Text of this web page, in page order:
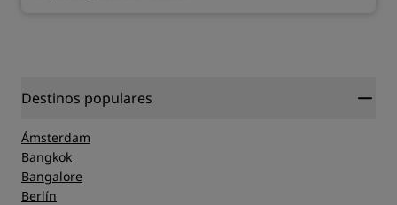
Destinos populares
Ámsterdam
Bangkok
Bangalore
Berlín